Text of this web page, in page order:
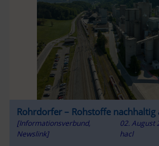
Rohrdorfer – Rohstoffe nachhaltig
[Informationsverbund,
Newslink]
02. August
hacl